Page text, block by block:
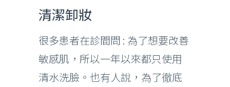
清潔卸妝
很多患者在診間問 : 為了想要改善
敏感肌，所以一年以來都只使用
清水洗臉。也有人說，為了徹底